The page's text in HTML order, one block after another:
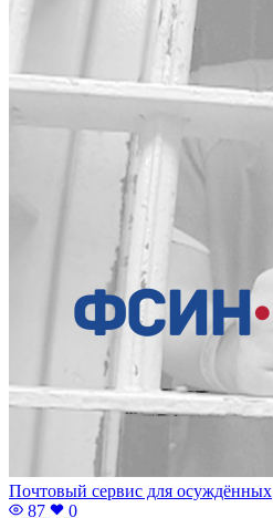
Почтовый сервис для осуждённых
87
0